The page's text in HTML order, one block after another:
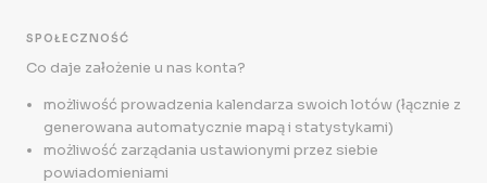
SPOŁECZNOŚĆ
Co daje założenie u nas konta?
możliwość prowadzenia kalendarza swoich lotów (łącznie z
generowana automatycznie mapą i statystykami)
możliwość zarządania ustawionymi przez siebie
powiadomieniami